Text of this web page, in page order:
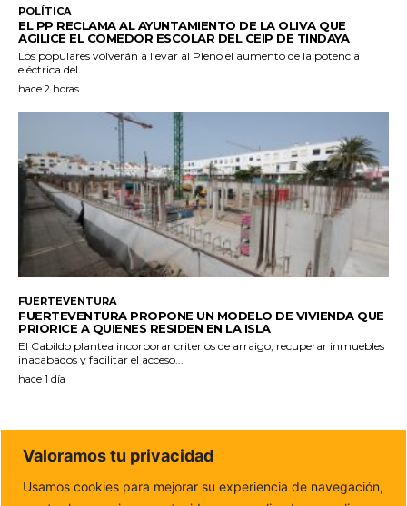
POLÍTICA
EL PP RECLAMA AL AYUNTAMIENTO DE LA OLIVA QUE
AGILICE EL COMEDOR ESCOLAR DEL CEIP DE TINDAYA
Los populares volverán a llevar al Pleno el aumento de la potencia
eléctrica del...
hace 2 horas
FUERTEVENTURA
FUERTEVENTURA PROPONE UN MODELO DE VIVIENDA QUE
PRIORICE A QUIENES RESIDEN EN LA ISLA
El Cabildo plantea incorporar criterios de arraigo, recuperar inmuebles
inacabados y facilitar el acceso...
hace 1 día